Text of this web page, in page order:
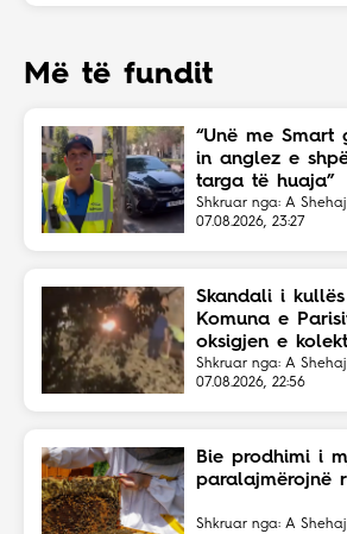
Më të fundit
“Unë me Smart
in anglez e
targa të huaja”
Shkruar nga: A
07.08.2026, 23:27
Skandali i
Komuna e
oksigjen e
në fshehtësi
Shkruar nga: A
07.08.2026, 22:56
Bie prodhimi i
paralajmërojnë
Shkruar nga: A